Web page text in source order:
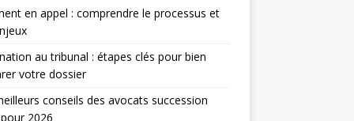
en appel : comprendre le processus et
au tribunal : étapes clés pour bien
votre dossier
conseils des avocats succession
2026